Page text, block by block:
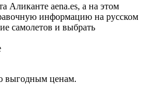
Аликанте aena.es, а на этом
информацию на русском
самолетов и выбрать
выгодным ценам.